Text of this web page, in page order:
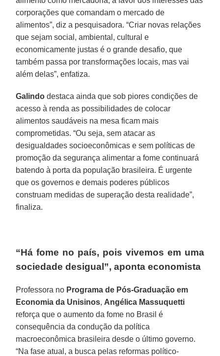
corporações que comandam o mercado de
alimentos”, diz a pesquisadora. “Criar novas relações
que sejam social, ambiental, cultural e
economicamente justas é o grande desafio, que
também passa por transformações locais, mas vai
além delas”, enfatiza.
Galindo destaca ainda que sob piores condições de
acesso à renda as possibilidades de colocar
alimentos saudáveis na mesa ficam mais
comprometidas. “Ou seja, sem atacar as
desigualdades socioeconômicas e sem políticas de
promoção da segurança alimentar a fome continuará
batendo à porta da população brasileira. É urgente
que os governos e demais poderes públicos
construam medidas de superação desta realidade”,
finaliza.
“Há fome no país, pois vivemos em uma
sociedade desigual”, aponta economista
Professora no Programa de Pós-Graduação em
Economia da Unisinos, Angélica Massuquetti
reforça que o aumento da fome no Brasil é
consequência da condução da política
macroeconômica brasileira desde o último governo.
“Na fase atual, a busca pelas reformas político-